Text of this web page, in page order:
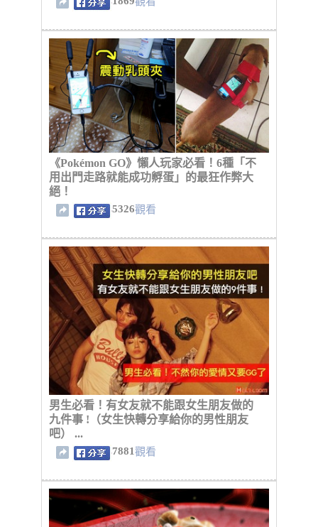
《Pokémon GO》懶人玩家必看！6種「不
用出門走路就能成功孵蛋」的最狂作弊大
絕！
5326觀看
男生必看！有女友就不能跟女生朋友做的
九件事 !（女生快轉分享給你的男性朋友
吧） ...
7881觀看